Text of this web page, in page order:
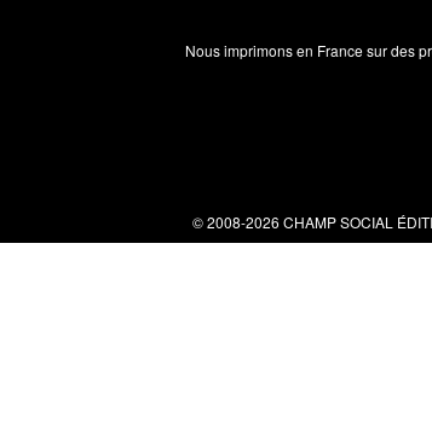
Nous imprimons en France sur des
© 2008-2026 CHAMP SOCIAL